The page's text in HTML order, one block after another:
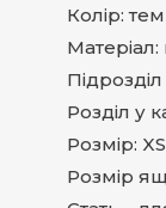
Колір:
Матеріал:
Розділ у
Розмір:
Розмір